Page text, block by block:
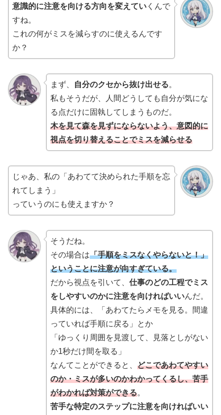
意識的に注意を向ける方向を変えてい くんで
すね。
これの何がミスを減らすのに使えるんです
か？
まず、 自分のクセから抜け出せる。
私もそうだが、人間どうしても自分が気にな
る点だけに固執してしまうものだ。
木を見て森を見ずにならないよう、意図的に
視点を切り替えることでミスを減らせる
じゃあ、私の「あわてて決められた手順を忘
れてしまう」
っていうのにも使えますか？
そうだね。
その場合は「手順をミスなくやらないと！」
ということに注意が向すぎている。
だから視点を引いて、 仕事のどの工程でミス
をしやすいのかに注意を向ければいいんだ。
具体的には、「あわてたらメモを見る。間違
っていれば手順に戻る」とか
「ゆっくり周囲を見渡して、見落としがない
か1秒だけ間を取る」
なんてことができると、 どこであわてやすい
のか・ミスが多いのかわかってくるし、苦手
がわかれば対策ができる。
苦手な特定のステップに注意を向ければいい